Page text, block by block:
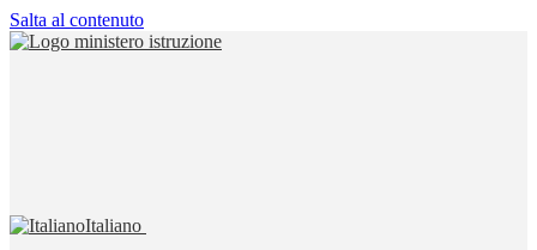
Salta al contenuto
Italiano